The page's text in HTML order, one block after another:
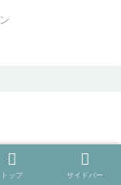
トップ サイドバー